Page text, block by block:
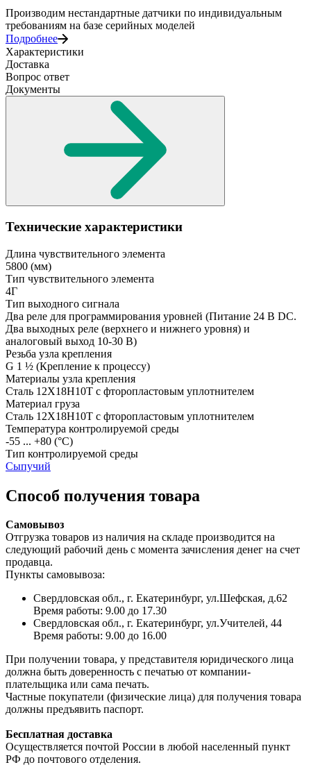
Производим нестандартные датчики по индивидуальным
требованиям на базе серийных моделей
Подробнее
Характеристики
Доставка
Вопрос ответ
Документы
Технические характеристики
Длина чувствительного элемента
5800 (мм)
Тип чувствительного элемента
4Г
Тип выходного сигнала
Два реле для программирования уровней (Питание 24 В DC.
Два выходных реле (верхнего и нижнего уровня) и
аналоговый выход 10-30 В)
Резьба узла крепления
G 1 ½ (Крепление к процессу)
Материалы узла крепления
Сталь 12Х18Н10Т с фторопластовым уплотнителем
Материал груза
Сталь 12Х18Н10Т с фторопластовым уплотнителем
Температура контролируемой среды
-55 ... +80 (°С)
Тип контролируемой среды
Сыпучий
Способ получения товара
Самовывоз
Отгрузка товаров из наличия на складе производится на
следующий рабочий день с момента зачисления денег на счет
продавца.
Пункты самовывоза:
Свердловская обл., г. Екатеринбург, ул.Шефская, д.62
Время работы: 9.00 до 17.30
Свердловская обл., г. Екатеринбург, ул.Учителей, 44
Время работы: 9.00 до 16.00
При получении товара, у представителя юридического лица
должна быть доверенность с печатью от компании-
плательщика или сама печать.
Частные покупатели (физические лица) для получения товара
должны предъявить паспорт.
Бесплатная доставка
Осуществляется почтой России в любой населенный пункт
РФ до почтового отделения.